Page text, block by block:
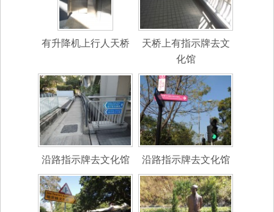
有升降机上行人天桥
天桥上有指示牌去文
化馆
沿路指示牌去文化馆 沿路指示牌去文化馆